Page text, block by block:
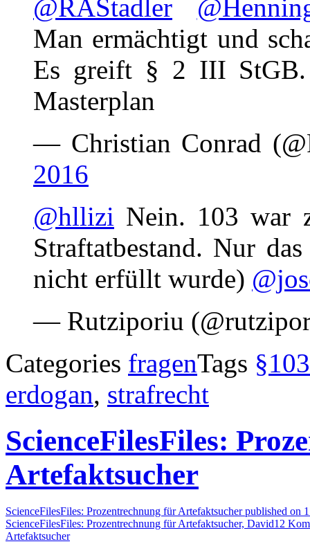
@RAStadler
Man ermächtigt und
Es greift § 2 III
Masterplan
— Christian Conrad
2016
@hllizi Nein. 103 war
Straftatbestand. Nur
nicht erfüllt wurde)
— Rutziporiu
Categories fragenTags §103
erdogan, strafrecht
ScienceFilesFiles:
Artefaktsucher
ScienceFilesFiles: Prozentrechnung für Artefaktsucher published on
ScienceFilesFiles: Prozentrechnung für Artefaktsucher, David12
Artefaktsucher